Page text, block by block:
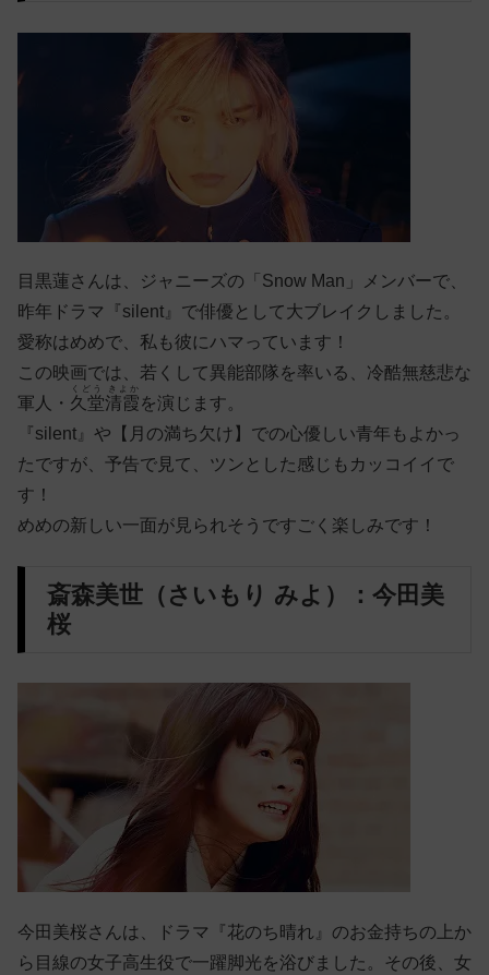
目黒蓮さんは、ジャニーズの「 Snow Man」メンバーで、
昨年ドラマ『silent』で俳優として大ブレイクしました。
愛称はめめで、私も彼にハマっています！
この映画では、若くして異能部隊を率いる、冷酷無慈悲な
軍人・ 久堂清霞
くどう きよか
を演じます。
『silent』や【月の満ち欠け】での心優しい青年もよかっ
たですが、予告で見て、ツンとした感じもカッコイイで
す！
めめの新しい一面が見られそうですごく楽しみです！
斎森美世（さいもり みよ）：今田美
桜
今田美桜さんは、ドラマ『花のち晴れ』のお金持ちの上か
ら目線の女子高生役で一躍脚光を浴びました。その後、女